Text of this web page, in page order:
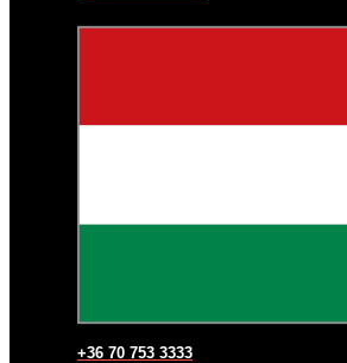
+36 70 753 3333